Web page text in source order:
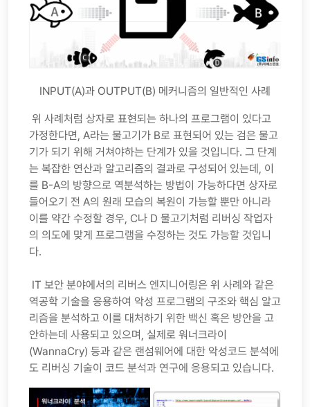
INPUT(A)과 OUTPUT(B) 메커니즘의 일반적인 사례
위 사례처럼 상자로 표현되는 하나의 프로그램이 있다고
가정한다면, A라는 물고기가 B로 표현되어 있는 검은 물고
기가 되기 위해 거쳐야하는 단계가 있을 것입니다. 그 단계
는 복잡한 연산과 알고리즘의 결과로 구성되어 있는데, 이
를 B-A의 방향으로 역분석하는 방법이 가능하다면 상자로
들어오기 전 A의 원래 모습의 복원이 가능할 뿐만 아니라
이를 약간 수정할 경우, C나 D 물고기처럼 리버싱 작업자
의 의도에 맞게 프로그램을 수정하는 것도 가능할 것입니
다.
IT 보안 분야에서의 리버스 엔지니어링은 위 사례와 같은
역공학 기술을 응용하여 악성 프로그램의 구조와 핵심 알고
리즘을 분석하고 이를 대처하기 위한 백신 혹은 방안을 고
안하는데 사용되고 있으며, 실제로 워너크라이
(WannaCry) 등과 같은 랜섬웨어에 대한 악성코드 분석에
도 리버싱 기술이 코드 분석과 연구에 응용되고 있습니다.